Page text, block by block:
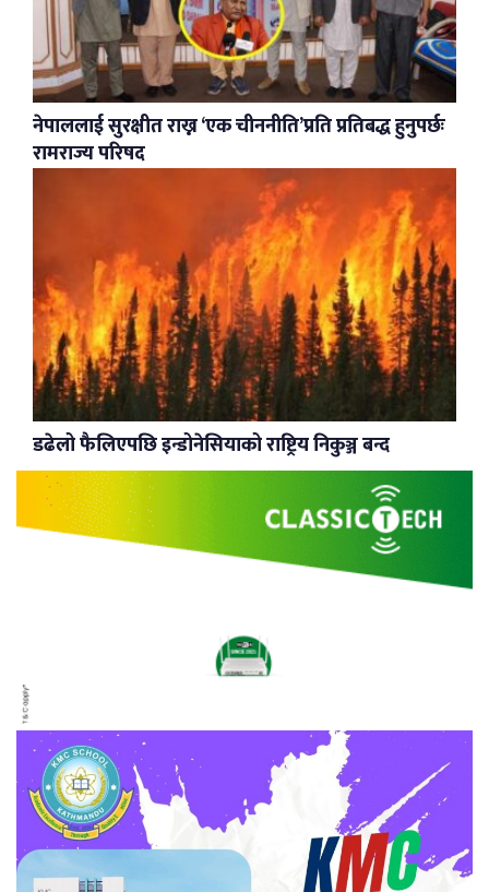
नेपाललाई सुरक्षीत राख्न ‘एक चीननीति’प्रति प्रतिबद्ध हुनुपर्छः
रामराज्य परिषद
डढेलो फैलिएपछि इन्डोनेसियाको राष्ट्रिय निकुञ्ज बन्द